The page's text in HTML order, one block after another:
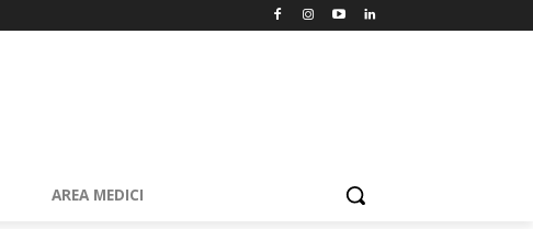
AREA MEDICI